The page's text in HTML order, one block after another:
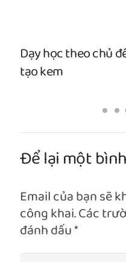
Dạy học theo chủ
tạo kem
Để lại một
Email của bạn sẽ
công khai.Các
đánh dấu*